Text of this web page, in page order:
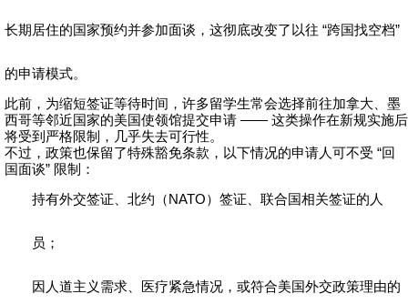
长期居住的国家预约并参加面谈，这彻底改变了以往 “跨国找空档”
的申请模式。
此前，为缩短签证等待时间，许多留学生常会选择前往加拿大、墨
西哥等邻近国家的美国使领馆提交申请 —— 这类操作在新规实施后
将受到严格限制，几乎失去可行性。
不过，政策也保留了特殊豁免条款，以下情况的申请人可不受 “回
国面谈” 限制：
持有外交签证、北约（NATO）签证、联合国相关签证的人
员；
因人道主义需求、医疗紧急情况，或符合美国外交政策理由的